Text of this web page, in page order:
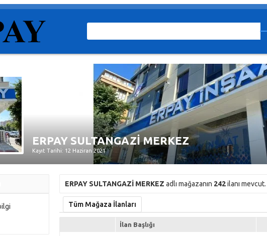
ERPAY SULTANGAZİ MERKEZ
Kayıt Tarihi: 12 Haziran 2021
ERPAY SULTANGAZİ MERKEZ adlı mağazanın 242ilanı mevcut.
Tüm Mağaza İlanları
İlan Başlığı